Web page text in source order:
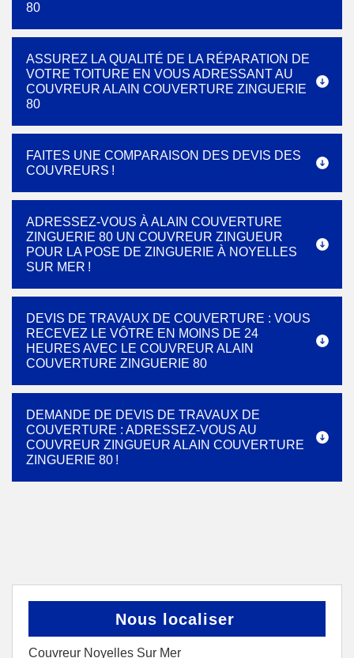
80
ASSUREZ LA QUALITÉ DE LA RÉPARATION DE
VOTRE TOITURE EN VOUS ADRESSANT AU
COUVREUR ALAIN COUVERTURE ZINGUERIE
80
FAITES UNE COMPARAISON DES DEVIS DES
COUVREURS !
ADRESSEZ-VOUS À ALAIN COUVERTURE
ZINGUERIE 80 UN COUVREUR ZINGUEUR
POUR LA POSE DE ZINGUERIE À NOYELLES
SUR MER !
DEVIS DE TRAVAUX DE COUVERTURE : VOUS
RECEVEZ LE VÔTRE EN MOINS DE 24
HEURES AVEC LE COUVREUR ALAIN
COUVERTURE ZINGUERIE 80
DEMANDE DE DEVIS DE TRAVAUX DE
COUVERTURE : ADRESSEZ-VOUS AU
COUVREUR ZINGUEUR ALAIN COUVERTURE
ZINGUERIE 80 !
Nous localiser
Couvreur Noyelles Sur Mer